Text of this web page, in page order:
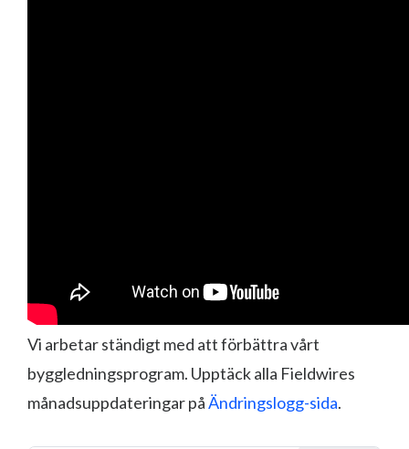
Vi arbetar ständigt med att förbättra vårt
byggledningsprogram. Upptäck alla Fieldwires
månadsuppdateringar påÄndringslogg-sida.